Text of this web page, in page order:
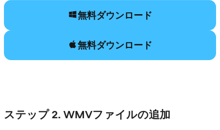
無料ダウンロード
無料ダウンロード
ステップ 2. WMVファイルの追加